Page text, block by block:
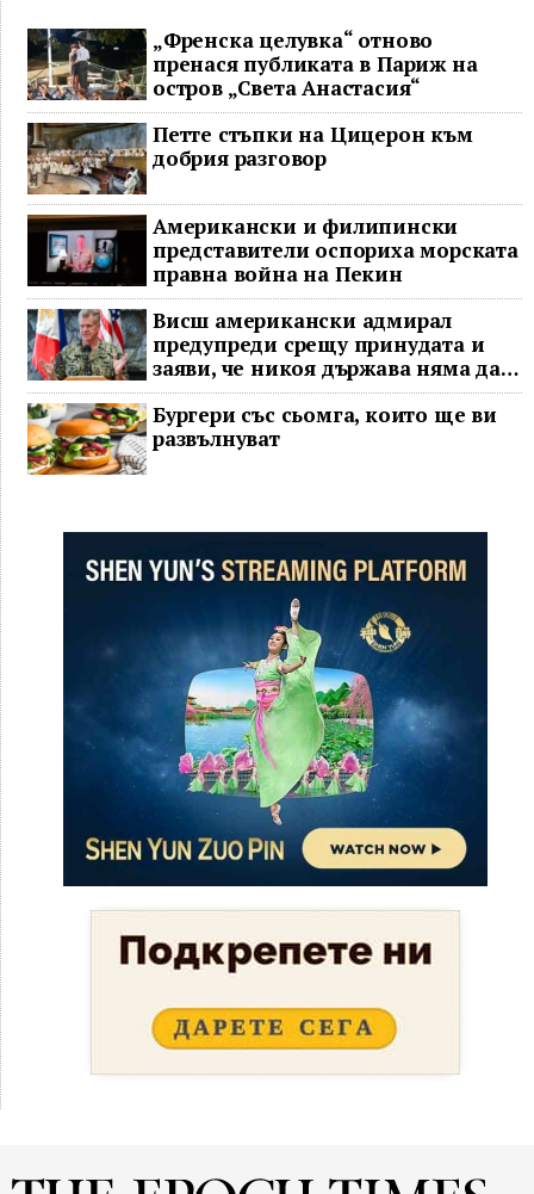
„Френска целувка“ отново
пренася публиката в Париж на
остров „Света Анастасия“
Петте стъпки на Цицерон към
добрия разговор
Американски и филипински
представители оспориха морската
правна война на Пекин
Висш американски адмирал
предупреди срещу принудата и
заяви, че никоя държава няма да
доминира в Индо-Тихоокеанския
регион
Бургери със сьомга, които ще ви
развълнуват